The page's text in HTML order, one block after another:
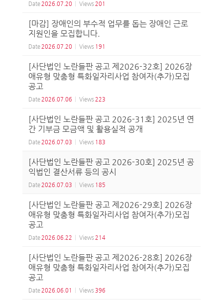
Date 2026.07.20 Views 201
[마감] 장애인의 부수적 업무를 돕는 장애인 근로
지원인을 모집합니다.
Date 2026.07.20 Views 191
[사단법인 노란들판 공고 제2026-32호] 2026장
애유형 맞춤형 특화일자리사업 참여자(추가)모집
공고
Date 2026.07.06 Views 223
[사단법인 노란들판 공고 2026-31호] 2025년 연
간 기부금 모금액 및 활용실적 공개
Date 2026.07.03 Views 183
[사단법인 노란들판 공고 2026-30호] 2025년 공
익법인 결산서류 등의 공시
Date 2026.07.03 Views 185
[사단법인 노란들판 공고 제2026-29호] 2026장
애유형 맞춤형 특화일자리사업 참여자(추가)모집
공고
Date 2026.06.22 Views 214
[사단법인 노란들판 공고 제2026-28호] 2026장
애유형 맞춤형 특화일자리사업 참여자(추가)모집
공고
Date 2026.06.01 Views 396